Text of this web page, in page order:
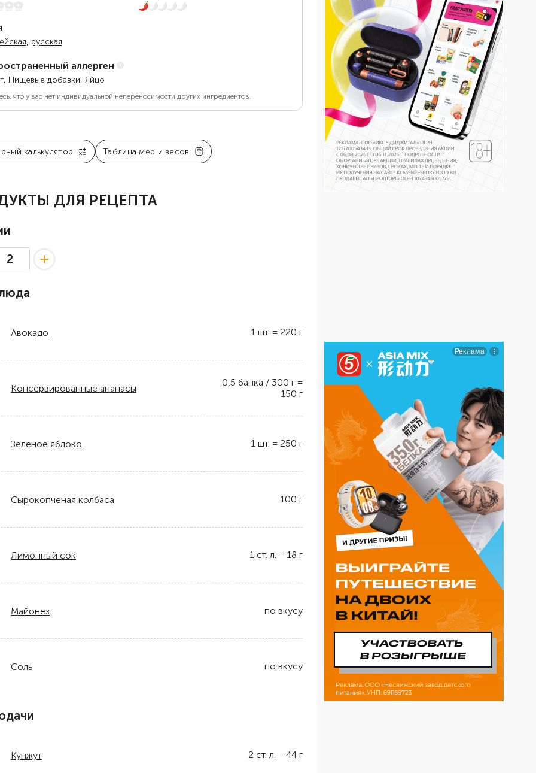
1 из 5
, русская
аллерген
Пищевые добавки, Яйцо
что у вас нет индивидуальной непереносимости других ингредиентов.
калькулятор Таблица мер и весов
ДЛЯ РЕЦЕПТА
Авокадо 1 шт. = 220 г
Консервированные ананасы 0,5 банка / 300 г =
150 г
Зеленое яблоко 1 шт. = 250 г
Сырокопченая колбаса 100 г
Лимонный сок 1 ст. л. = 18 г
Майонез по вкусу
Соль по вкусу
Кунжут 2 ст. л. = 44 г